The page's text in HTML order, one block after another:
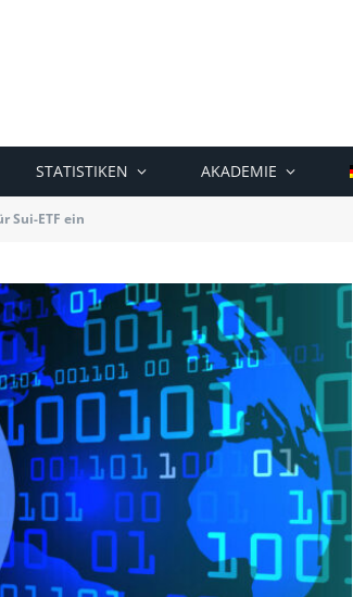
STATISTIKEN AKADEMIE
Sui-ETF ein